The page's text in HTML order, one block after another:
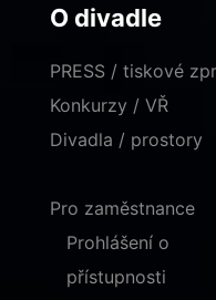
O divadle
PRESS / tiskové
Konkurzy / VŘ
Divadla / prostory
Pro zaměstnance
Prohlášení o
přístupnosti